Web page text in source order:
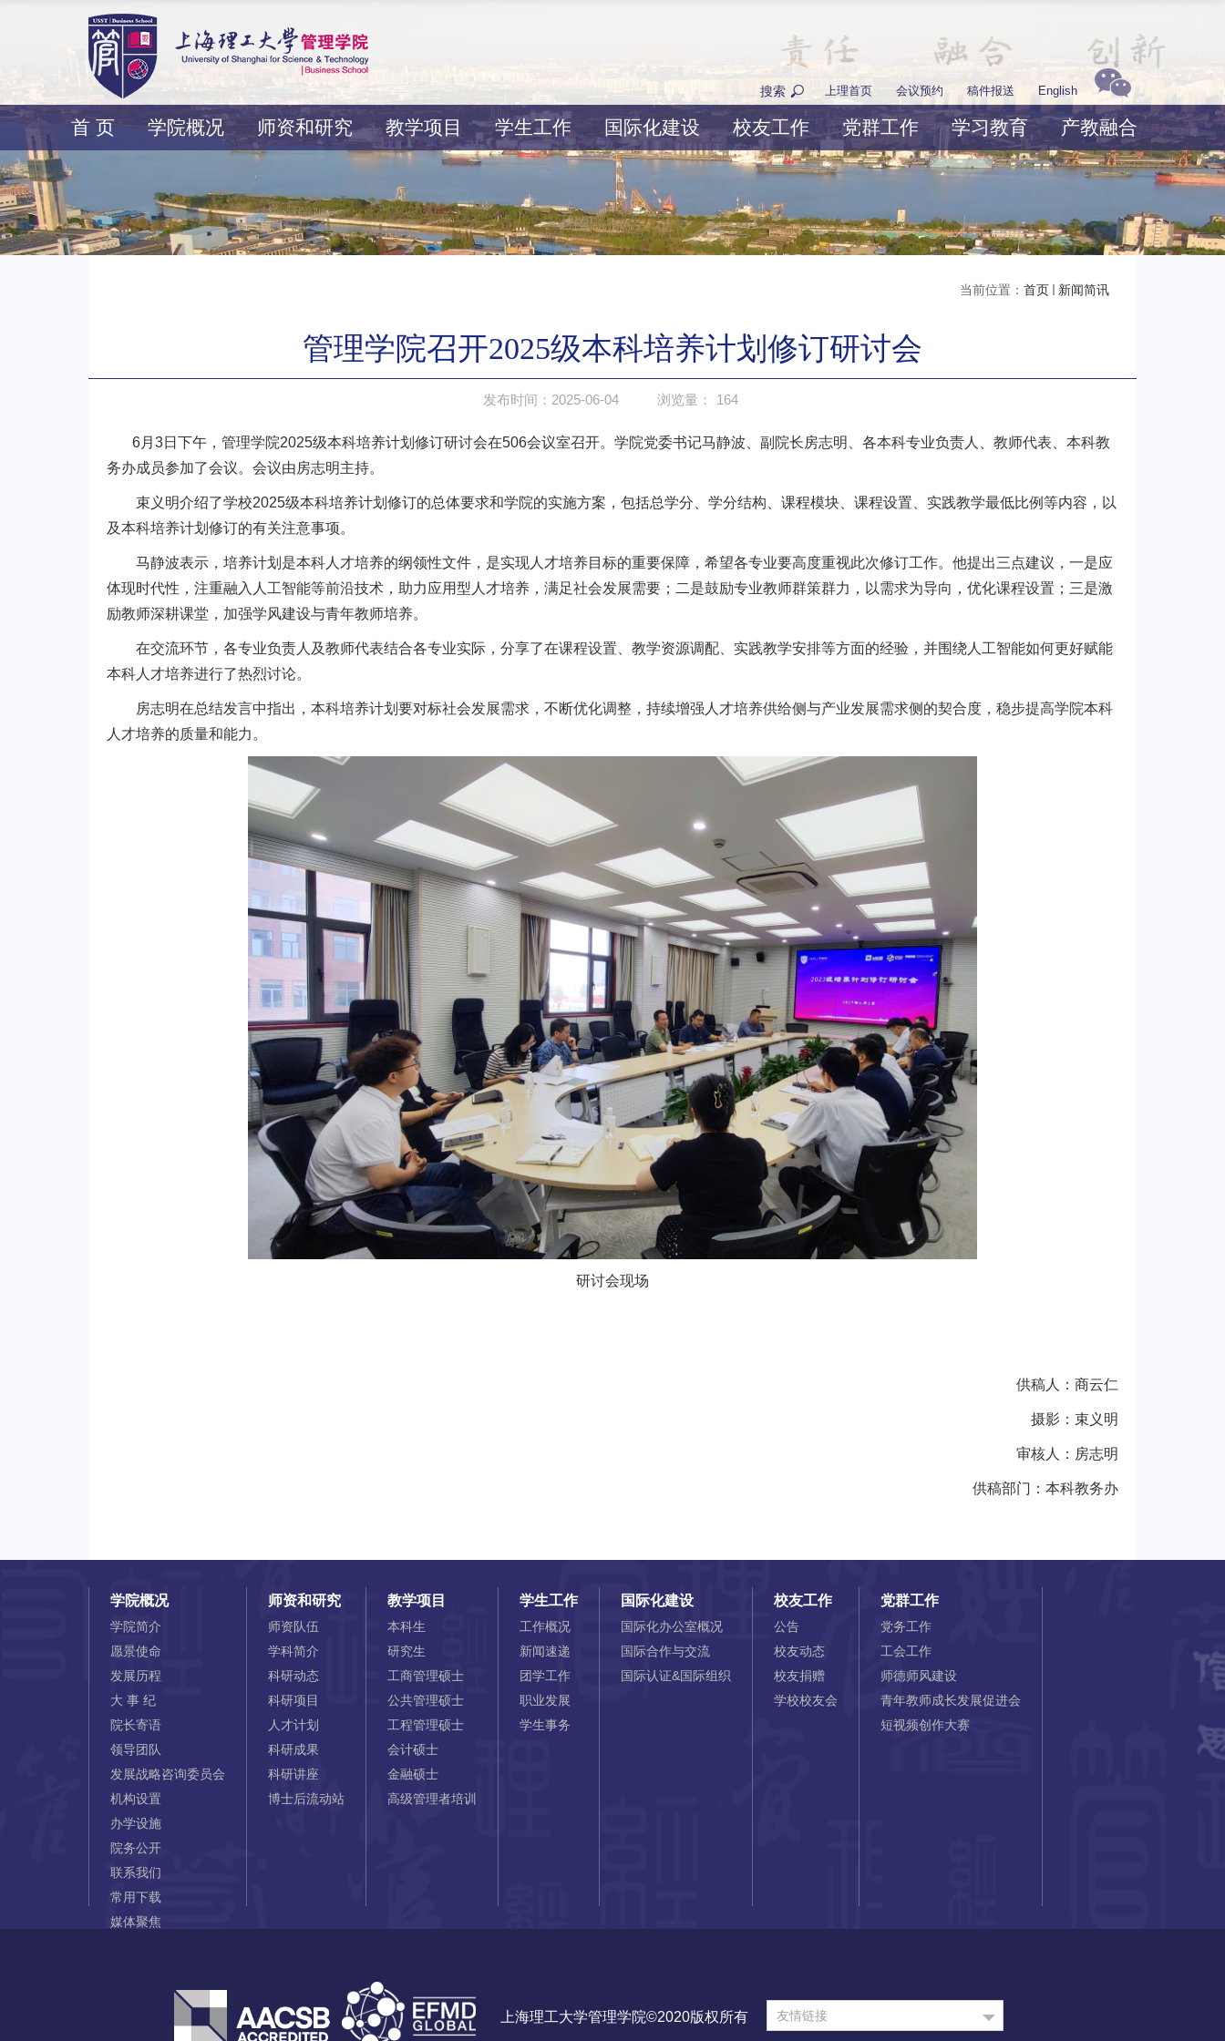
上理首页 会议预约 稿件报送 English
搜索
首 页 学院概况 师资和研究 教学项目 学生工作 国际化建设 校友工作 党群工作 学习教育 产教融合
当前位置： 首页 新闻简讯
管理学院召开2025级本科培养计划修订研讨会
发布时间：2025-06-04 浏览量： 164
6月3日下午，管理学院2025级本科培养计划修订研讨会在506会议室召开。学院党委书记马静波、副院长房志明、各本科专业负责人、教师代表、本科教
务办成员参加了会议。会议由房志明主持。
束义明介绍了学校2025级本科培养计划修订的总体要求和学院的实施方案，包括总学分、学分结构、课程模块、课程设置、实践教学最低比例等内容，以
及本科培养计划修订的有关注意事项。
马静波表示，培养计划是本科人才培养的纲领性文件，是实现人才培养目标的重要保障，希望各专业要高度重视此次修订工作。他提出三点建议，一是应
体现时代性，注重融入人工智能等前沿技术，助力应用型人才培养，满足社会发展需要；二是鼓励专业教师群策群力，以需求为导向，优化课程设置；三是激
励教师深耕课堂，加强学风建设与青年教师培养。
在交流环节，各专业负责人及教师代表结合各专业实际，分享了在课程设置、教学资源调配、实践教学安排等方面的经验，并围绕人工智能如何更好赋能
本科人才培养进行了热烈讨论。
房志明在总结发言中指出，本科培养计划要对标社会发展需求，不断优化调整，持续增强人才培养供给侧与产业发展需求侧的契合度，稳步提高学院本科
人才培养的质量和能力。
研讨会现场
供稿人：商云仁
摄影：束义明
审核人：房志明
供稿部门：本科教务办
学院概况
学院简介
愿景使命
发展历程
大 事 纪
院长寄语
领导团队
发展战略咨询委员会
机构设置
办学设施
院务公开
联系我们
常用下载
媒体聚焦
师资和研究
师资队伍
学科简介
科研动态
科研项目
人才计划
科研成果
科研讲座
博士后流动站
教学项目
本科生
研究生
工商管理硕士
公共管理硕士
工程管理硕士
会计硕士
金融硕士
高级管理者培训
学生工作
工作概况
新闻速递
团学工作
职业发展
学生事务
国际化建设
国际化办公室概况
国际合作与交流
国际认证&国际组织
校友工作
公告
校友动态
校友捐赠
学校校友会
党群工作
党务工作
工会工作
师德师风建设
青年教师成长发展促进会
短视频创作大赛
上海理工大学管理学院©2020版权所有 友情链接